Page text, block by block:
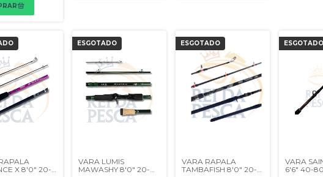
X 8'0" 20-
ESGOTADO
VARA LUMIS
MAWASHY 8'0" 20-
ESGOTADO
VARA RAPALA
TAMBAFISH 8'0" 20-
ESGOTADO
VARA
6'6" 40-